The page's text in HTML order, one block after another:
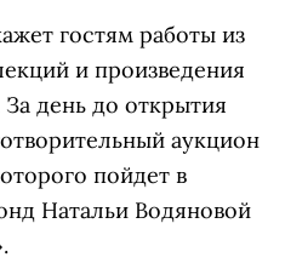
гостям работы из
и произведения
день до открытия
аукцион
пойдет в
Натальи Водяновой